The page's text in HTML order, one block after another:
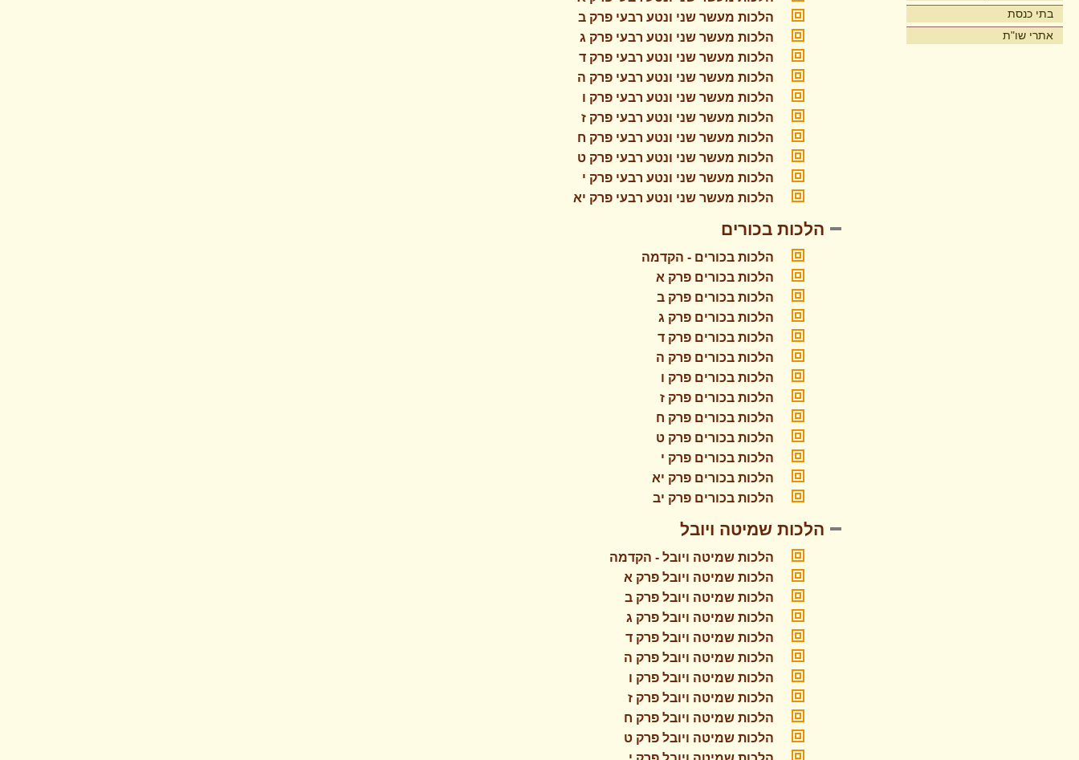
בתי כנסת
אתרי שו"ת
הלכות מעשר שני ונטע רבעי פרק ב
הלכות מעשר שני ונטע רבעי פרק ג
הלכות מעשר שני ונטע רבעי פרק ד
הלכות מעשר שני ונטע רבעי פרק ה
הלכות מעשר שני ונטע רבעי פרק ו
הלכות מעשר שני ונטע רבעי פרק ז
הלכות מעשר שני ונטע רבעי פרק ח
הלכות מעשר שני ונטע רבעי פרק ט
הלכות מעשר שני ונטע רבעי פרק י
הלכות מעשר שני ונטע רבעי פרק יא
הלכות בכורים
הלכות בכורים - הקדמה
הלכות בכורים פרק א
הלכות בכורים פרק ב
הלכות בכורים פרק ג
הלכות בכורים פרק ד
הלכות בכורים פרק ה
הלכות בכורים פרק ו
הלכות בכורים פרק ז
הלכות בכורים פרק ח
הלכות בכורים פרק ט
הלכות בכורים פרק י
הלכות בכורים פרק יא
הלכות בכורים פרק יב
הלכות שמיטה ויובל
הלכות שמיטה ויובל - הקדמה
הלכות שמיטה ויובל פרק א
הלכות שמיטה ויובל פרק ב
הלכות שמיטה ויובל פרק ג
הלכות שמיטה ויובל פרק ד
הלכות שמיטה ויובל פרק ה
הלכות שמיטה ויובל פרק ו
הלכות שמיטה ויובל פרק ז
הלכות שמיטה ויובל פרק ח
הלכות שמיטה ויובל פרק ט